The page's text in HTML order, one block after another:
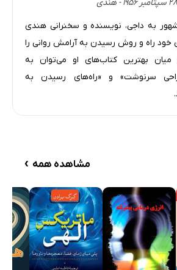
و علم عصب‌شناسی
دهید.
در قلب
۲۸ سپتامبر ۱۹۵۶ - هندی
به داجی، نویسنده و سخنرانی هندی
راه و روش رسیدن به آرامش روانی را
بهترین کتاب‌های او می‌توان به
سرنوشت» و «راه‌های رسیدن به
مشاهده همه ›